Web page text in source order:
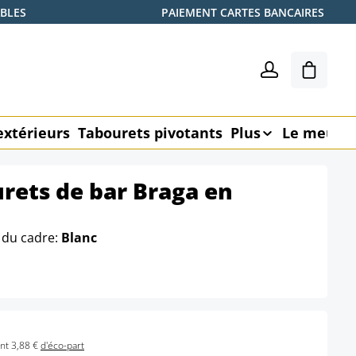
PAIEMENT CARTES BANCAIRES
Le
Tabourets pivotants Plus Le
de bar Braga en
cadre: Blanc
3,88 €d'éco-part